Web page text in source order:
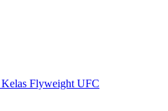
Flyweight UFC